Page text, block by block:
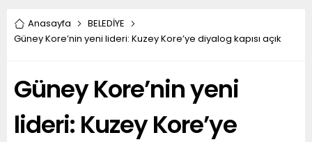
Anasayfa
BELEDİYE
Güney Kore’nin yeni lideri: Kuzey Kore’ye diyalog kapısı açık
Güney Kore’nin yeni
lideri: Kuzey Kore’ye